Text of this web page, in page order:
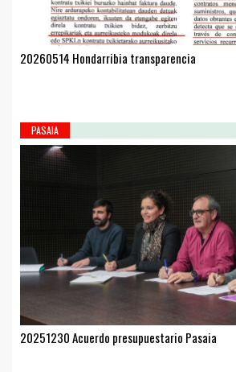
20260514 Hondarribia transparencia
PASAIA
20251230 Acuerdo presupuestario Pasaia